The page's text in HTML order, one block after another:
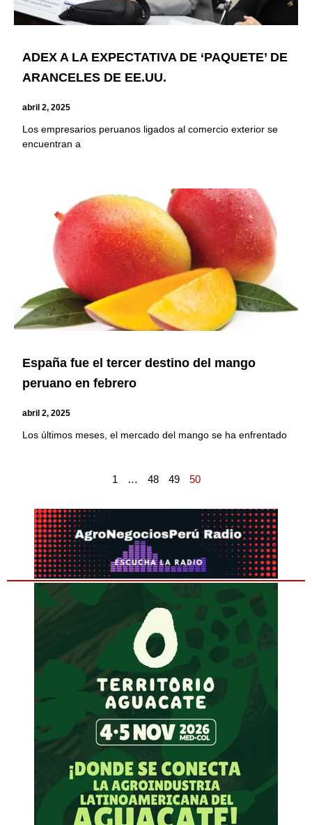
ADEX A LA EXPECTATIVA DE ‘PAQUETE’ DE
ARANCELES DE EE.UU.
abril 2, 2025
Los empresarios peruanos ligados al comercio exterior se
encuentran a
España fue el tercer destino del mango
peruano en febrero
abril 2, 2025
Los últimos meses, el mercado del mango se ha enfrentado
1 … 48 49 50